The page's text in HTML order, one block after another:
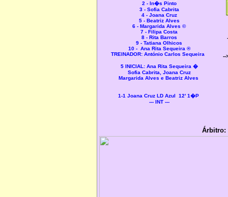
2 - In�s Pinto
3 - Sofia Cabrita
4 - Joana Cruz
5 - Beatriz Alves
6 - Margarida Alves ©
7 - Filipa Costa
8 - Rita Barros
9 - Tatiana Olhicos
10 - Ana Rita Sequeira ®
TREINADOR: António Carlos Sequeira
5 INICIAL: Ana Rita Sequeira �
Sofia Cabrita, Joana Cruz
Margarida Alves e Beatriz Alves
1-1 Joana Cruz LD Azul 12' 1�P
--- INT ---
--
Árbitro: